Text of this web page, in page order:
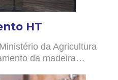
HT
da Agricultura
da madeira…